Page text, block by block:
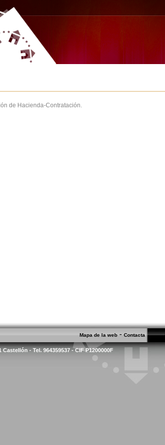
de Hacienda-Contratación.
Mapa de la web - Contacta
- Tel. 964359537 - CIF P1200000F